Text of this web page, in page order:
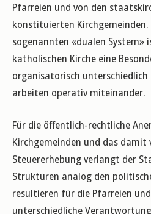
Pfarreien und von den
konstituierten
sogenannten «dualen System»
katholischen Kirche eine
organisatorisch
arbeiten operativ miteinander.
Für die öffentlich-rechtliche
Kirchgemeinden und das damit
Steuererhebung verlangt der
Strukturen analog den
resultieren für die Pfarreien
unterschiedliche